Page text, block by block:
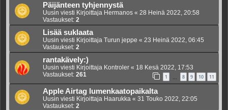
Päijänteen tyhjennystä
Uusin viesti Kirjoittaja Hermanos « 28 Heinä 2022, 20:58
Vastaukset: 2
Lisää suklaata
Uusin viesti Kirjoittaja Turun jeppe « 23 Heinä 2022, 06:45
Vastaukset: 2
rantakävely:)
Uusin viesti Kirjoittaja Kontroler « 18 Kesä 2022, 17:53
Vastaukset: 261 1 8 9 10 11
Apple Airtag lumenkaatopaikalta
Uusin viesti Kirjoittaja Haarukka « 31 Touko 2022, 22:05
Vastaukset: 2